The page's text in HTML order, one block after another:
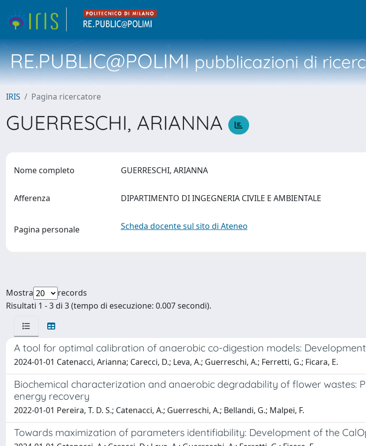
RE.PUBLIC@POLIMIpubblicazioni di
IRIS Pagina ricercatore
GUERRESCHI, ARIANNA
Nome completo GUERRESCHI, ARIANNA
Afferenza DIPARTIMENTO DI INGEGNERIA CIVILE E AMBIENTALE
Pagina personale Scheda docente sul sito di Ateneo
Mostra
records
Risultati 1 - 3 di 3 (tempo di esecuzione: 0.007 secondi).
A tool for optimal calibration of anaerobic co-digestion models:
2024-01-01 Catenacci, Arianna; Carecci, D.; Leva, A.; Guerreschi, A.; Ferretti, G.; Ficara, E.
Biochemical characterization and anaerobic degradability of flower
energy recovery
2022-01-01 Pereira, T. D. S.; Catenacci, A.; Guerreschi, A.; Bellandi, G.; Malpei, F.
Towards maximization of parameters identifiability: Development of the